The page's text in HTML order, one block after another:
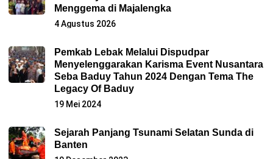
Menggema di Majalengka
4 Agustus 2026
Pemkab Lebak Melalui Dispudpar
Menyelenggarakan Karisma Event Nusantara
Seba Baduy Tahun 2024 Dengan Tema The
Legacy Of Baduy
19 Mei 2024
Sejarah Panjang Tsunami Selatan Sunda di
Banten